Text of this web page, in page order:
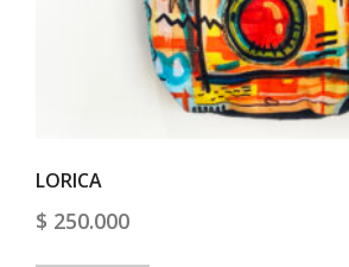
LORICA
$ 250.000